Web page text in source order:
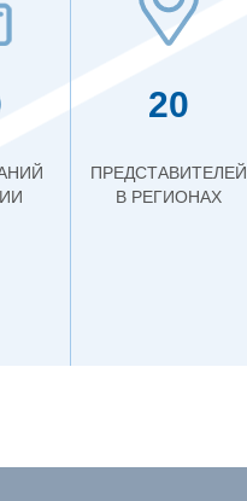
20
ПРЕДСТАВИТЕЛЕЙ
В РЕГИОНАХ